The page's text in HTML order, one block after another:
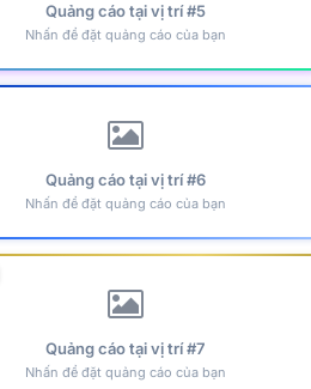
Quảng cáo tại vị trí #5
Nhấn để đặt quảng cáo của bạn
Quảng cáo tại vị trí #6
Nhấn để đặt quảng cáo của bạn
Quảng cáo tại vị trí #7
Nhấn để đặt quảng cáo của bạn